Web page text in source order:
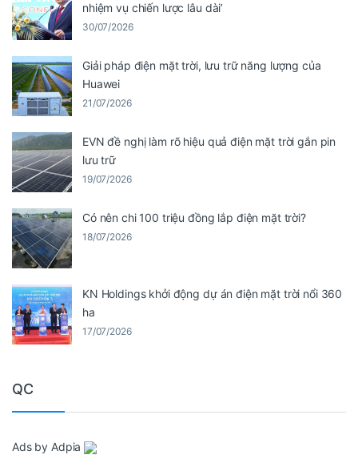
nhiệm vụ chiến lược lâu dài’
30/07/2026
Giải pháp điện mặt trời, lưu trữ năng lượng của
Huawei
21/07/2026
EVN đề nghị làm rõ hiệu quả điện mặt trời gắn pin
lưu trữ
19/07/2026
Có nên chi 100 triệu đồng lắp điện mặt trời?
18/07/2026
KN Holdings khởi động dự án điện mặt trời nổi 360
ha
17/07/2026
QC
Ads by Adpia